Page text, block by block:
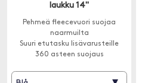
laukku 14"
Pehmeä fleecevuori suojaa
naarmuilta
Suuri etutasku lisävarusteille
360 asteen suojaus